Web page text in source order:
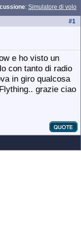
: Simulatore di volo
#1
e ho visto un
con tanto di radio
in giro qualcosa
grazie ciao